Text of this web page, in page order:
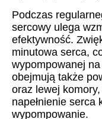
Podczas
sercowy ulega
efektywność.
minutowa serca,
wypompowanej
obejmują także
oraz lewej
napełnienie serca
wypompowanie.